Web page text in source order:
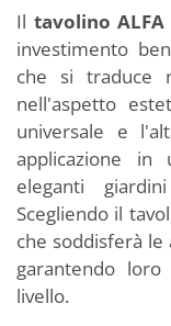
Il tavolino ALFA
investimento
che si traduce
nell'aspetto
universale e
applicazione in
eleganti
Scegliendo il
che soddisferà
garantendo
livello.